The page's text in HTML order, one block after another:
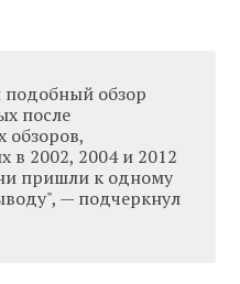
обзор
после
обзоров,
в 2002, 2004 и 2012
пришли к одному
— подчеркнул